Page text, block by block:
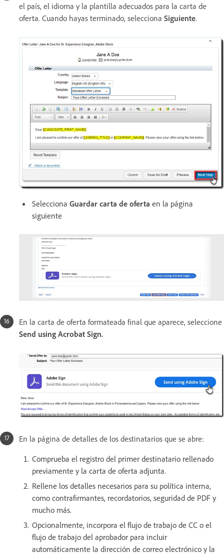
el país, el idioma y la plantilla adecuados para la carta de
oferta. Cuando hayas terminado, selecciona Siguiente.
Selecciona Guardar carta de oferta en la página
siguiente
En la carta de oferta formateada final que aparece, seleccione
Send using Acrobat Sign.
En la página de detalles de los destinatarios que se abre:
Comprueba el registro del primer destinatario rellenado
previamente y la carta de oferta adjunta.
Rellene los detalles necesarios para su política interna,
como contrafirmantes, recordatorios, seguridad de PDF y
mucho más.
Opcionalmente, incorpora el flujo de trabajo de CC o el
flujo de trabajo del aprobador para incluir
automáticamente la dirección de correo electrónico y la